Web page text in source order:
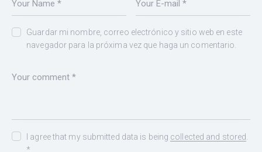
Guardar mi nombre, correo electrónico y sitio web en este
navegador para la próxima vez que haga un comentario.
I agree that my submitted data is being collected and stored
*